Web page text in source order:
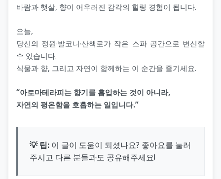
바람과 햇살, 향이 어우러진 감각의 힐링 경험이 됩니다.
오늘,
당신의 정원·발코니·산책로가 작은 스파 공간으로 변신할
수 있습니다.
식물과 향, 그리고 자연이 함께하는 이 순간을 즐기세요.
“아로마테라피는 향기를 흡입하는 것이 아니라,
자연의 평온함을 호흡하는 일입니다.”
💡 팁: 이 글이 도움이 되셨나요? 좋아요를 눌러
주시고 다른 분들과도 공유해주세요!